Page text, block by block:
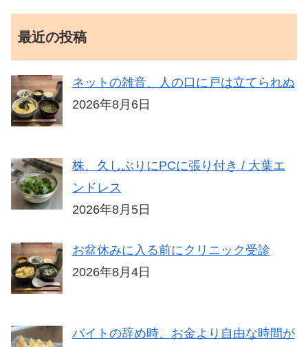
最近の投稿
ネットの雑音、人の口に戸は立てられぬ
2026年8月6日
株、久しぶりにPCに張り付き / 大葉エ
ンドレス
2026年8月5日
お盆休みに入る前にクリニック受診
2026年8月4日
バイトの辞め時、お金より自由な時間が